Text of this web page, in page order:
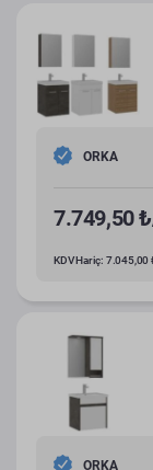
ORKA
7.749,50
KDV Hariç: 7.045,00
ORKA